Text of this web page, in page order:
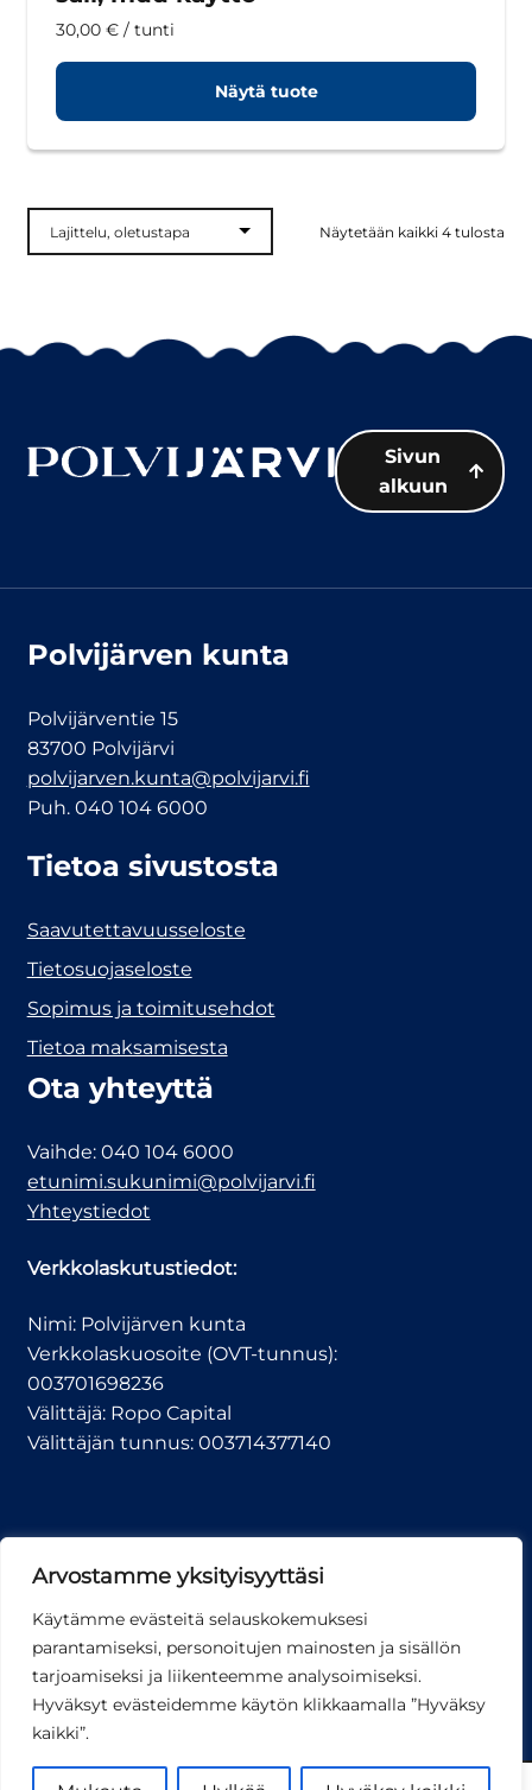
Arvostamme yksityisyyttäsi
Käytämme evästeitä selauskokemuksesi
parantamiseksi, personoitujen mainosten ja sisällön
tarjoamiseksi ja liikenteemme analysoimiseksi.
Hyväksyt evästeidemme käytön klikkaamalla ”Hyväksy
kaikki”.
30,00 € / tunti
Näytä tuote
Näytetään kaikki 4 tulosta
Sivun
alkuun
Polvijärven kunta
Polvijärventie 15
83700 Polvijärvi
polvijarven.kunta@polvijarvi.fi
Puh. 040 104 6000
Tietoa sivustosta
Saavutettavuusseloste
Tietosuojaseloste
Sopimus ja toimitusehdot
Tietoa maksamisesta
Ota yhteyttä
Vaihde: 040 104 6000
etunimi.sukunimi@polvijarvi.fi
Yhteystiedot
Verkkolaskutustiedot:
Nimi: Polvijärven kunta
Verkkolaskuosoite (OVT-tunnus):
003701698236
Välittäjä: Ropo Capital
Välittäjän tunnus: 003714377140
© Polvijärven kunta